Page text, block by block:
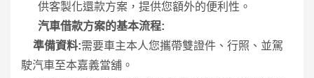
供客製化還款方案，提供您額外的便利性。
汽車借款方案的基本流程:
準備資料:需要車主本人您攜帶雙證件、行照、並駕
駛汽車至本嘉義當舖。